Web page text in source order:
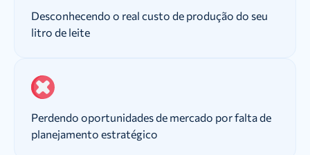
Desconhecendo o real custo de produção do seu
litro de leite
Perdendo oportunidades de mercado por falta de
planejamento estratégico